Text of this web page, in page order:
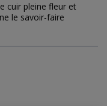
cuir pleine fleur et
le savoir-faire